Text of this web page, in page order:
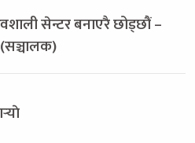
सेन्टर बनाएरै छोड्छौं –